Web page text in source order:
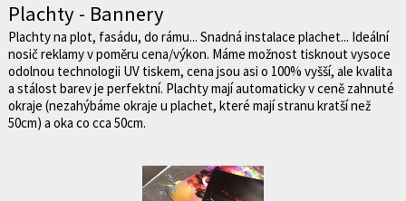
Plachty - Bannery
Plachty na plot, fasádu, do rámu... Snadná instalace plachet... Ideální
nosič reklamy v poměru cena/výkon. Máme možnost tisknout vysoce
odolnou technologii UV tiskem, cena jsou asi o 100% vyšší, ale kvalita
a stálost barev je perfektní. Plachty mají automaticky v ceně zahnuté
okraje (nezahýbáme okraje u plachet, které mají stranu kratší než
50cm) a oka co cca 50cm.